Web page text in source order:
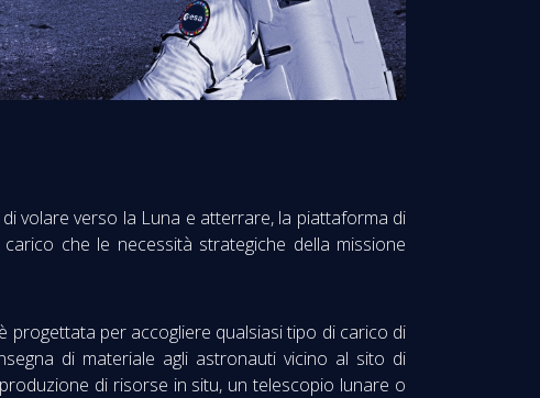
volare verso la Luna e atterrare, la piattaforma di
che le necessità strategiche della missione
progettata per accogliere qualsiasi tipo di carico di
di materiale agli astronauti vicino al sito di
di risorse in situ, un telescopio lunare o